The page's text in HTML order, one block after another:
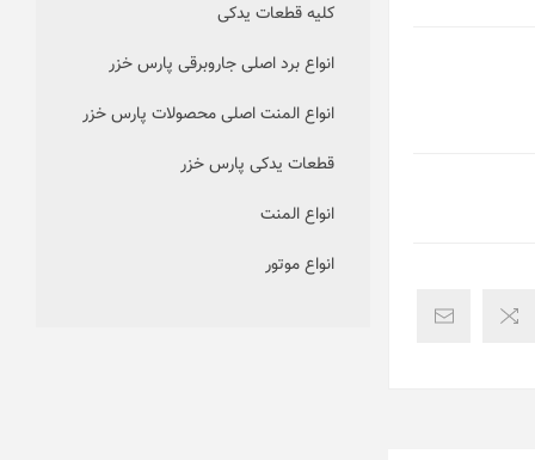
کلیه قطعات یدکی
انواع برد اصلی جاروبرقی پارس خزر
انواع المنت اصلی محصولات پارس خزر
قطعات یدکی پارس خزر
انواع المنت
انواع موتور